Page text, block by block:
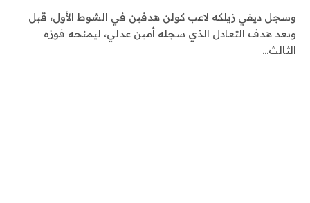
وسجل ديفي زيلكه لاعب كولن هدفين في الشوط الأول، قبل
وبعد هدف التعادل الذي سجله أمين عدلي، ليمنحه فوزه
الثالث…